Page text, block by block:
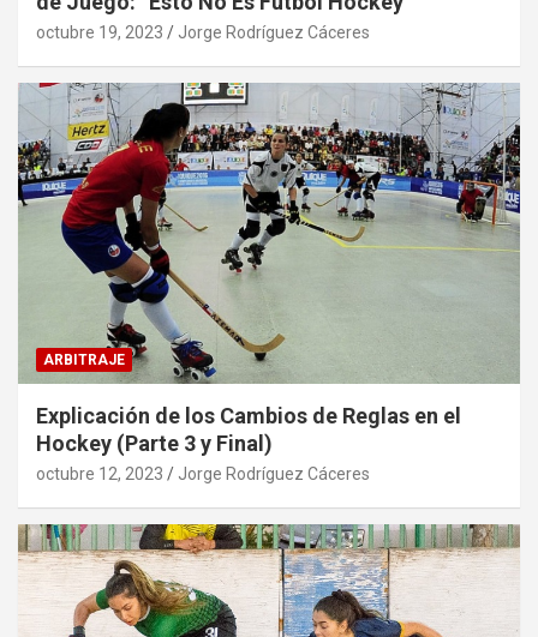
octubre 19, 2023 Jorge Rodríguez Cáceres
ARBITRAJE
Explicación de los Cambios de Reglas en el
Hockey (Parte 3 y Final)
octubre 12, 2023 Jorge Rodríguez Cáceres